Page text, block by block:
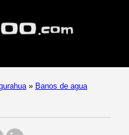
» Banos de agua